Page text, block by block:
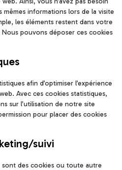
mêmes informations lors de la visite
les éléments restent dans votre
pouvons déposer ces cookies
afin d’optimiser l’expérience
Avec ces cookies statistiques,
sur l’utilisation de notre site
pour placer des cookies
suivi
sont des cookies ou toute autre